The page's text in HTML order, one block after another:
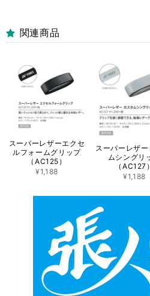
関連商品
スーパーレザーエクセ
ルフォームグリップ
（AC125）
¥1,188
スーパーレザー
ムシングリ
（AC127）
¥1,188